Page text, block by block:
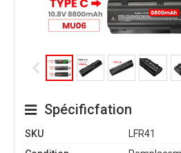
Spécificfation
SKU
LFR41